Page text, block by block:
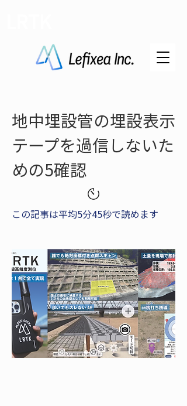
地中埋設管の埋設表示
テープを過信しないた
めの5確認
この記事は平均5分45秒で読めます